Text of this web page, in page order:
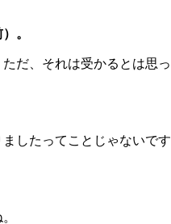
。
だ、それは受かるとは思っ
したってことじゃないです